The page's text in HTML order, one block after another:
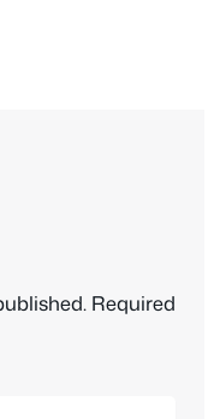
Required